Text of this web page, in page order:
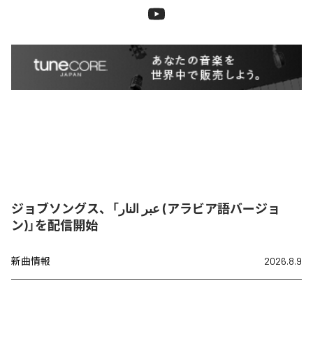
ジョブソングス、「عبر النار (アラビア語バージョ
ン)」を配信開始
新曲情報 2026.8.9